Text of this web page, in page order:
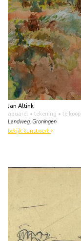
Jan Altink
aquarel • tekening • te koop
Landweg, Groningen
bekijk kunstwerk